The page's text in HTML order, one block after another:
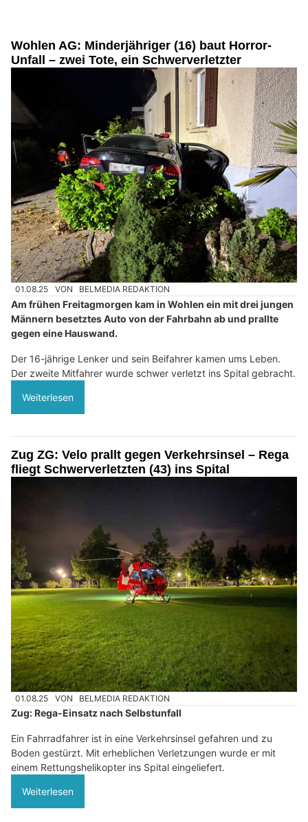
Wohlen AG: Minderjähriger (16) baut Horror-
Unfall – zwei Tote, ein Schwerverletzter
01.08.25 VON BELMEDIA REDAKTION
Am frühen Freitagmorgen kam in Wohlen ein mit drei jungen
Männern besetztes Auto von der Fahrbahn ab und prallte
gegen eine Hauswand.
Der 16-jährige Lenker und sein Beifahrer kamen ums Leben.
Der zweite Mitfahrer wurde schwer verletzt ins Spital gebracht.
Weiterlesen
Zug ZG: Velo prallt gegen Verkehrsinsel – Rega
fliegt Schwerverletzten (43) ins Spital
01.08.25 VON BELMEDIA REDAKTION
Zug: Rega-Einsatz nach Selbstunfall
Ein Fahrradfahrer ist in eine Verkehrsinsel gefahren und zu
Boden gestürzt. Mit erheblichen Verletzungen wurde er mit
einem Rettungshelikopter ins Spital eingeliefert.
Weiterlesen